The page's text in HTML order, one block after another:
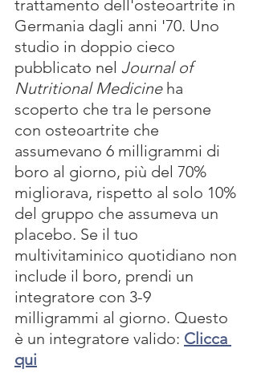
trattamento dell'osteoartrite in
Germania dagli anni '70. Uno
studio in doppio cieco
pubblicato nel Journal of
Nutritional Medicine ha
scoperto che tra le persone
con osteoartrite che
assumevano 6 milligrammi di
boro al giorno, più del 70%
migliorava, rispetto al solo 10%
del gruppo che assumeva un
placebo. Se il tuo
multivitaminico quotidiano non
include il boro, prendi un
integratore con 3-9
milligrammi al giorno. Questo
è un integratore valido: Clicca
qui